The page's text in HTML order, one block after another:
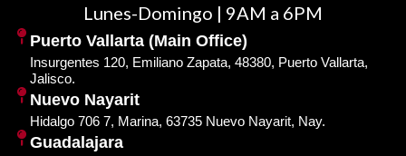
Lunes-Domingo | 9AM a 6PM
Puerto Vallarta (Main Office)
Insurgentes 120, Emiliano Zapata, 48380, Puerto Vallarta,
Jalisco.
Nuevo Nayarit
Hidalgo 706 7, Marina, 63735 Nuevo Nayarit, Nay.
Guadalajara